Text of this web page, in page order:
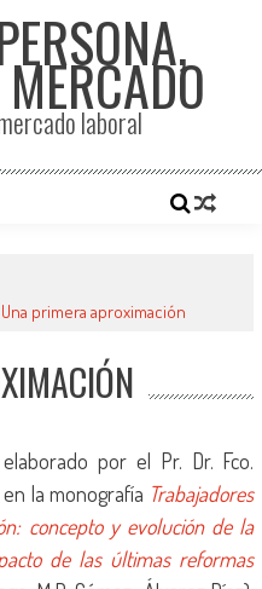
laboral
Una primera aproximación
por el Pr. Dr. Fco.
la monografía Trabajadores
concepto y evolución de la
de las últimas reformas